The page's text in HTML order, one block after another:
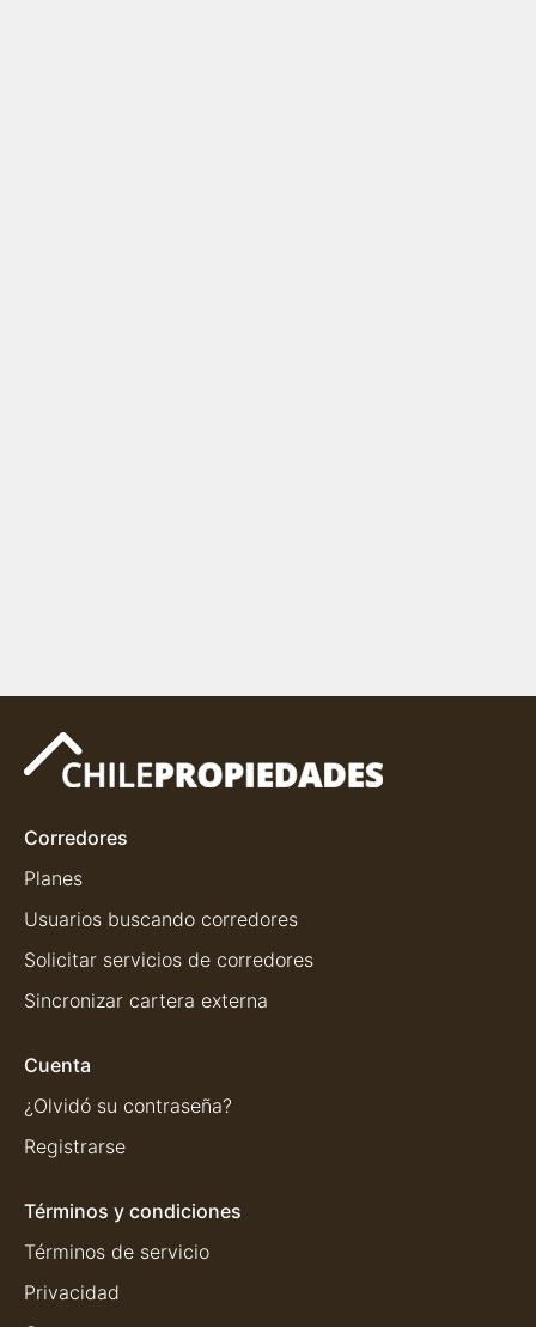
Corredores
Planes
Usuarios buscando corredores
Solicitar servicios de corredores
Sincronizar cartera externa
Cuenta
¿Olvidó su contraseña?
Registrarse
Términos y condiciones
Términos de servicio
Privacidad